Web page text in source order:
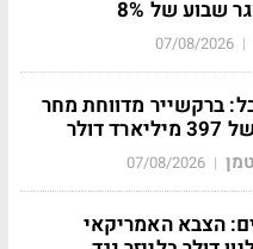
שבוע של 8%
|
07/08/2026
ברקשייר מדווחת מחר
|
07/08/2026
5 דולרים: הצבא האמריקאי